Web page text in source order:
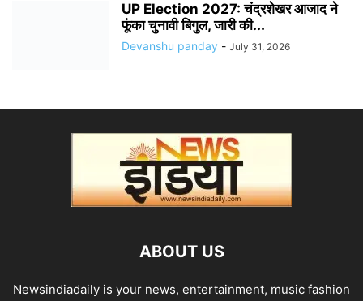
UP Election 2027: चंद्रशेखर आजाद ने
फूंका चुनावी बिगुल, जारी की...
Devanshu panday - July 31, 2026
ABOUT US
Newsindiadaily is your news, entertainment, music fashion